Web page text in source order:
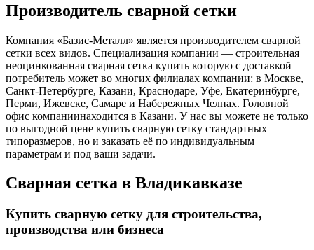
Производитель сварной сетки
Компания «Базис-Металл» является производителем сварной
сетки всех видов. Специализация компании — строительная
неоцинкованная сварная сетка купить которую с доставкой
потребитель может во многих филиалах компании: в Москве,
Санкт-Петербурге, Казани, Краснодаре, Уфе, Екатеринбурге,
Перми, Ижевске, Самаре и Набережных Челнах. Головной
офис компаниинаходится в Казани. У нас вы можете не только
по выгодной цене купить сварную сетку стандартных
типоразмеров, но и заказать её по индивидуальным
параметрам и под ваши задачи.
Сварная сетка в Владикавказе
Купить сварную сетку для строительства,
производства или бизнеса